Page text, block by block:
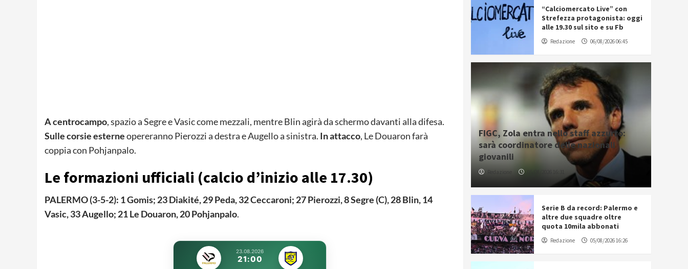
A centrocampo, spazio a Segre e Vasic come mezzali, mentre Blin agirà da schermo davanti alla difesa.
Sulle corsie esterneopereranno Pierozzi a destra e Augello a sinistra. In attacco, Le Douaron farà
coppia con Pohjanpalo.
Le formazioni ufficiali (calcio d’inizio alle 17.30)
PALERMO (3-5-2): 1 Gomis; 23 Diakité, 29 Peda, 32 Ceccaroni; 27 Pierozzi, 8 Segre (C), 28 Blin, 14
Vasic, 33 Augello; 21 Le Douaron, 20 Pohjanpalo.
23.08.2026
21:00
“Calciomercato Live” con
Strefezza protagonista: oggi
alle 19.30 sul sito e su Fb
Redazione 06/08/2026 06:45
FIGC, Zola entra nello staff azzurro:
sarà coordinatore delle nazionali
giovanili
Redazione
Serie B da record: Palermo e
altre due squadre oltre
quota 10mila abbonati
Redazione 05/08/2026 16:26